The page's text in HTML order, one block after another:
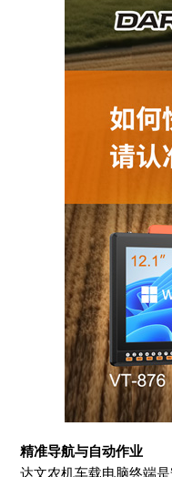
精准导航与自动作业
达文农机车载电脑终端